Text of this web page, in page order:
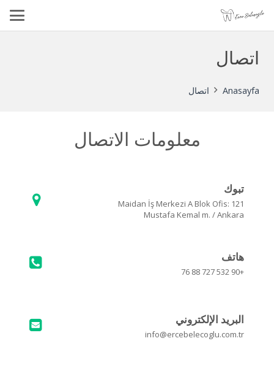
اتصال
Anasayfa اتصال
معلومات الاتصال
تبوك
Maidan İş Merkezi A Blok Ofis: 121
Mustafa Kemal m. / Ankara
هاتف
+90 532 727 88 76
البريد الإلكتروني
info@ercebelecoglu.com.tr